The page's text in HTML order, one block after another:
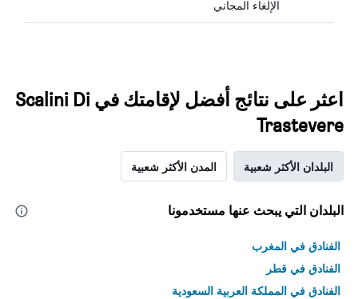
الإلغاء المجاني
اعثر على نتائج أفضل لإقامتك في Scalini Di
Trastevere
البلدان الأكثر شعبية المدن الأكثر شعبية
البلدان التي يبحث عنها مستخدمونا
الفنادق في المغرب
الفنادق في قطر
الفنادق في المملكة العربية السعودية